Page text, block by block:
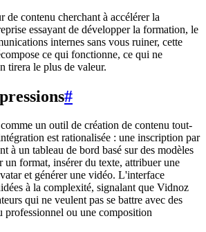
de contenu cherchant à accélérer la
essayant de développer la formation, le
internes sans vous ruiner, cette
ce qui fonctionne, ce qui ne
tirera le plus de valeur.
#
un outil de création de contenu tout-
est rationalisée : une inscription par
à un tableau de bord basé sur des modèles
un format, insérer du texte, attribuer une
et générer une vidéo. L'interface
à la complexité, signalant que Vidnoz
qui ne veulent pas se battre avec des
professionnel ou une composition